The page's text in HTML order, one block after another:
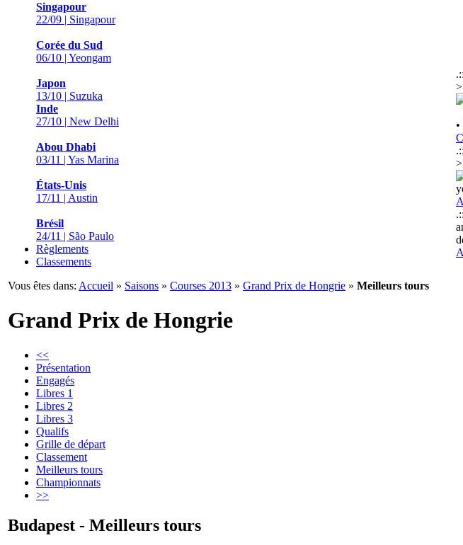
Singapour
22/09 | Singapour
Corée du Sud
06/10 | Yeongam
Japon
13/10 | Suzuka
Inde
27/10 | New Delhi
Abou Dhabi
03/11 | Yas Marina
États-Unis
17/11 | Austin
Brésil
24/11 | São Paulo
Règlements
Classements
Vous êtes dans: Accueil » Saisons » Courses 2013 » Grand Prix de Hongrie » Meilleurs tours
Grand Prix de Hongrie
<<
Présentation
Engagés
Libres 1
Libres 2
Libres 3
Qualifs
Grille de départ
Classement
Meilleurs tours
Championnats
>>
Budapest - Meilleurs tours